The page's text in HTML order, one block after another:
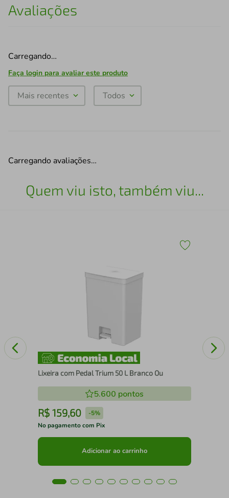
Avaliações
Carregando…
Faça login para avaliar este produto
Mais recentes Todos
Carregando avaliações…
Quem viu isto, também viu...
Lixeira com Pedal Trium 50 L Branco Ou
5.600 pontos
R$ 159,60 -5%
No pagamento com Pix
Adicionar ao carrinho